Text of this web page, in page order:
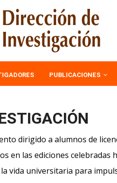
PUBLICACIONES
dirigido a alumnos de
en las ediciones
vida universitaria para